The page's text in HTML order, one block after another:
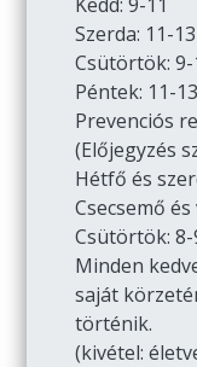
Szerda: 11-13
Csütörtök: 9-
Péntek: 11-13
Prevenciós
(Előjegyzés
Hétfő és
Csecsemő
Csütörtök: 8-
Minden
saját
történik.
(kivétel: